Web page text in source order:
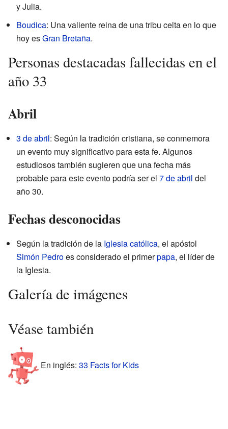
y Julia.
Boudica: Una valiente reina de una tribu celta en lo que
hoy esGran Bretaña.
Personas destacadas fallecidas en el
año 33
Abril
3 de abril: Según la tradición cristiana, se conmemora
un evento muy significativo para esta fe. Algunos
estudiosos también sugieren que una fecha más
probable para este evento podría ser el 7 de abril del
año 30.
Fechas desconocidas
Según la tradición de la Iglesia católica, el apóstol
Simón Pedroes considerado el primerpapa, el líder de
la Iglesia.
Galería de imágenes
Véase también
En inglés: 33 Facts for Kids